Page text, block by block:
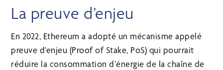
La preuve d’enjeu
En 2022, Ethereum a adopté un mécanisme appelé
preuve d’enjeu (Proof of Stake, PoS) qui pourrait
réduire la consommation d’énergie de la chaîne de